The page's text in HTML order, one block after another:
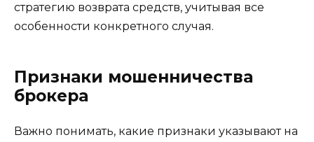
стратегию возврата средств, учитывая все
особенности конкретного случая.
Признаки мошенничества
брокера
Важно понимать, какие признаки указывают на